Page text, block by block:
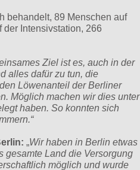
behandelt, 89 Menschen auf
Intensivstation, 266
Ziel ist es, auch in der
alles dafür zu tun, die
Löwenanteil der Berliner
Möglich machen wir dies unter
haben. So konnten sich
„Wir haben in Berlin etwas
gesamte Land die Versorgung
möglich und wurde